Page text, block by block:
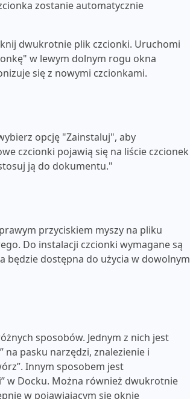
zostanie automatycznie
dwukrotnie plik czcionki. Uruchomi
w lewym dolnym rogu okna
się z nowymi czcionkami.
opcję "Zainstaluj", aby
czcionki pojawią się na liście czcionek
ją do dokumentu."
przyciskiem myszy na pliku
Do instalacji czcionki wymagane są
będzie dostępna do użycia w dowolnym
sposobów. Jednym z nich jest
na pasku narzędzi, znalezienie i
Innym sposobem jest
w Docku. Można również dwukrotnie
w pojawiającym się oknie